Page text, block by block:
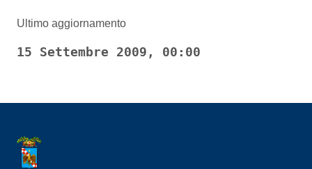
Ultimo aggiornamento
15 Settembre 2009, 00:00